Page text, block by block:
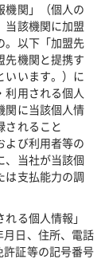
機関」（個人の
当該機関に加盟
。以下「加盟先
先機関と提携す
いいます。）に
利用される個人
関に当該個人情
されること
よび利用者等の
、当社が当該個
は支払能力の調
れる個人情報」
月日、住所、電話
許証等の記号番号